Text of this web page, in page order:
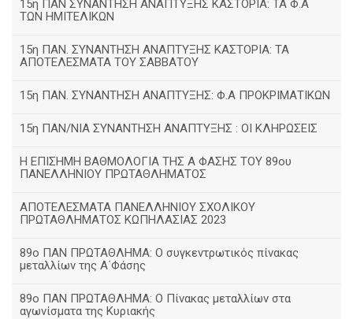
15η ΠΑΝ ΣΥΝΑΝΤΗΣΗ ΑΝΑΠΤΥΞΗΣ ΚΑΣΤΟΡΙΑ: ΤΑ Φ.Α
ΤΩΝ ΗΜΙΤΕΛΙΚΩΝ
15η ΠΑΝ. ΣΥΝΑΝΤΗΣΗ ΑΝΑΠΤΥΞΗΣ ΚΑΣΤΟΡΙΑ: ΤΑ
ΑΠΟΤΕΛΕΣΜΑΤΑ ΤΟΥ ΣΑΒΒΑΤΟΥ
15η ΠΑΝ. ΣΥΝΑΝΤΗΣΗ ΑΝΑΠΤΥΞΗΣ: Φ.Α ΠΡΟΚΡΙΜΑΤΙΚΩΝ
15η ΠΑΝ/ΝΙΑ ΣΥΝΑΝΤΗΣΗ ΑΝΑΠΤΥΞΗΣ : ΟΙ ΚΛΗΡΩΣΕΙΣ
Η ΕΠΙΣΗΜΗ ΒΑΘΜΟΛΟΓΙΑ ΤΗΣ Α ΦΑΣΗΣ ΤΟΥ 89ου
ΠΑΝΕΛΛΗΝΙΟΥ ΠΡΩΤΑΘΛΗΜΑΤΟΣ
ΑΠΟΤΕΛΕΣΜΑΤΑ ΠΑΝΕΛΛΗΝΙΟΥ ΣΧΟΛΙΚΟΥ
ΠΡΩΤΑΘΛΗΜΑΤΟΣ ΚΩΠΗΛΑΣΙΑΣ 2023
89ο ΠΑΝ ΠΡΩΤΑΘΛΗΜΑ: Ο συγκεντρωτικός πίνακας
μεταλλίων της Α΄Φάσης
89ο ΠΑΝ ΠΡΩΤΑΘΛΗΜΑ: Ο Πίνακας μεταλλίων στα
αγωνίσματα της Κυριακής